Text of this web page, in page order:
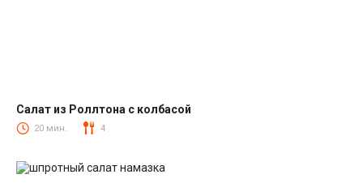
Салаты с колбасой
Салат из Роллтона с колбасой
20 мин. 4